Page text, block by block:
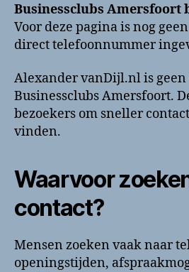
Businessclubs Amersfoort
Voor deze pagina is nog
direct telefoonnummer
Alexander vanDijl.nl is
Businessclubs Amersfoort.
bezoekers om sneller
vinden.
Waarvoor
contact?
Mensen zoeken vaak naar
openingstijden,